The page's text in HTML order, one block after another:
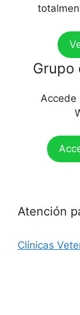
Grupo
Accede
Atención
Clínicas